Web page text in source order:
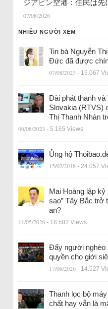
ジアビン空港：住民は
07/08/2026
NHIỀU NGƯỜI XEM
Tin bà Nguyễn
Đức đã được
07/08/2023 - 15.067
Đài phát thanh
Slovakia (RTVS)
Thị Thanh Nhàn
06/08/2023 - 5.165 Views
Ủng hộ
15/02/2018 - 24.057
Mai Hoàng lập kỷ
sao” Tây Bắc trở
an?
11/05/2026 - 18.502 Views
Đẩy người nghèo
quyền cho giới
17/06/2026 - 14.527
Thanh lọc bộ
chất hay vẫn là